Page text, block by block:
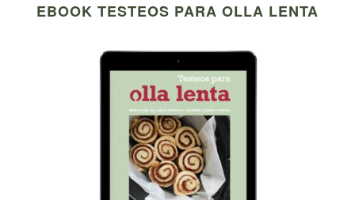
EBOOK TESTEOS PARA OLLA LENTA